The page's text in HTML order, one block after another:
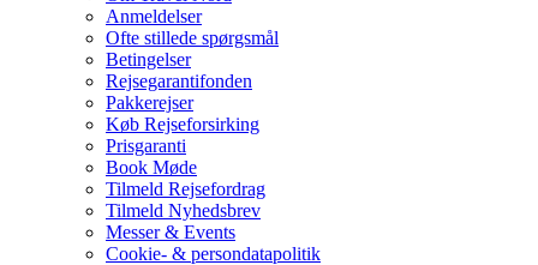
Anmeldelser
Ofte stillede spørgsmål
Betingelser
Rejsegarantifonden
Pakkerejser
Køb Rejseforsirking
Prisgaranti
Book Møde
Tilmeld Rejsefordrag
Tilmeld Nyhedsbrev
Messer & Events
Cookie- & persondatapolitik